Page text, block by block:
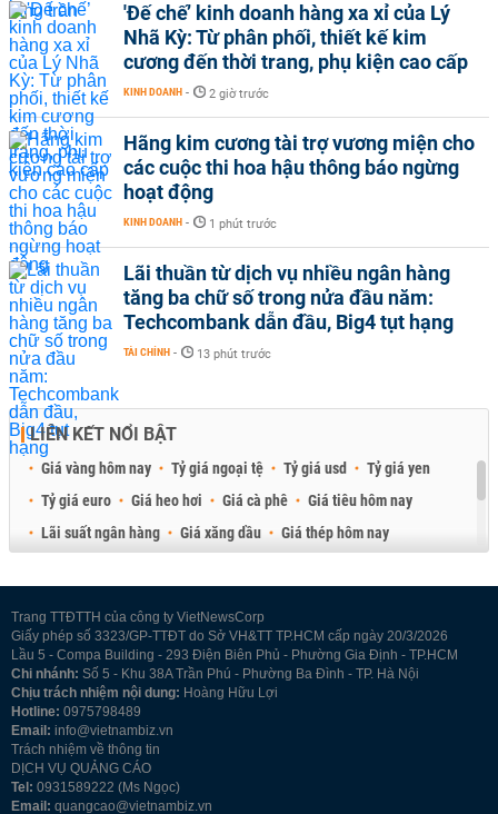
'Đế chế’ kinh doanh hàng xa xỉ của Lý
Nhã Kỳ: Từ phân phối, thiết kế kim
cương đến thời trang, phụ kiện cao cấp
KINH DOANH - 2 giờ trước
Hãng kim cương tài trợ vương miện cho
các cuộc thi hoa hậu thông báo ngừng
hoạt động
KINH DOANH - 1 phút trước
Lãi thuần từ dịch vụ nhiều ngân hàng
tăng ba chữ số trong nửa đầu năm:
Techcombank dẫn đầu, Big4 tụt hạng
TÀI CHÍNH - 13 phút trước
LIÊN KẾT NỔI BẬT
Giá vàng hôm nay Tỷ giá ngoại tệ Tỷ giá usd
Tỷ giá yen
Tỷ giá euro
Giá heo hơi Giá cà phê
Giá tiêu hôm nay
Lãi suất ngân hàng
Giá xăng dầu
Giá thép hôm nay
Trang TTĐTTH của công ty VietNewsCorp
Giấy phép số 3323/GP-TTĐT do Sở VH&TT TP.HCM cấp ngày 20/3/2026
Lầu 5 - Compa Building - 293 Điện Biên Phủ - Phường Gia Định - TP.HCM
Chi nhánh: Số 5 - Khu 38A Trần Phú - Phường Ba Đình - TP. Hà Nội
Chịu trách nhiệm nội dung: Hoàng Hữu Lợi
Hotline: 0975798489
Email: info@vietnambiz.vn
Trách nhiệm về thông tin
DỊCH VỤ QUẢNG CÁO
Tel: 0931589222 (Ms Ngọc)
Email: quangcao@vietnambiz.vn